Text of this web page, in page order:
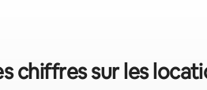
chiffres sur les